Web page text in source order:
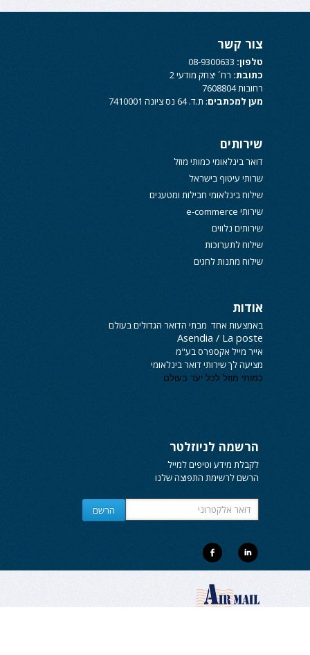
צור קשר
טלפון:
כתובת: רח´ יצחק מודעי 2
רחובות 7608804
מען למכתבים: ת.ד. 64 נס ציונה 7410001
שירותים
דואר בינלאומי כמותי מוזל
שרותי עיטוף בישראל
שילוח בינלאומי חבילות ומטענים
שירותי e-commerce
שירותים נלווים
שילוח לתערוכות
שילוח מתנות לחגים
אודות
באמצעות אחד מבתי הדואר הגדולים בעולם
Asendia / La poste
אייר מייל אקספרסבע"מ
מציעה לך שירותידואר בינלאומי
כמותי מוזל לכל יעד בעולם
הרשמה לניוזלטר
לקבלת מידע וטיפים למייל
הרשם לרשימת התפוצה שלנו